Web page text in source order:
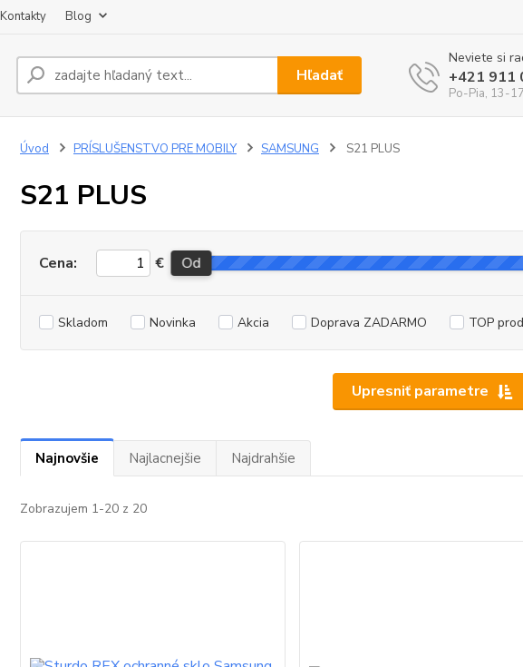
Kontakty Blog
Hľadať
Neviete si
+421 911
Po-Pia, 13-
Úvod PRÍSLUŠENSTVO PRE MOBILY SAMSUNG S21 PLUS
S21 PLUS
Upresniť parametre
Cena: € Od
Skladom Novinka Akcia Doprava ZADARMO TOP
Najnovšie Najlacnejšie Najdrahšie
Zobrazujem 1-20 z 20